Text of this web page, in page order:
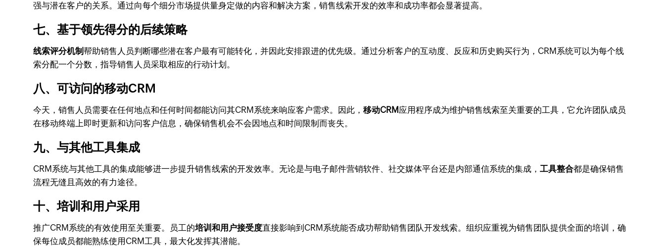
强与潜在客户的关系。通过向每个细分市场提供量身定做的内容和解决方案，销售线索开发的效率和成功率都会显著提高。
七、基于领先得分的后续策略
线索评分机制帮助销售人员判断哪些潜在客户最有可能转化，并因此安排跟进的优先级。通过分析客户的互动度、反应和历史购买行为，CRM系统可以为每个线
索分配一个分数，指导销售人员采取相应的行动计划。
八、可访问的移动CRM
今天，销售人员需要在任何地点和任何时间都能访问其CRM系统来响应客户需求。因此，移动CRM 应用程序成为维护销售线索至关重要的工具，它允许团队成员
在移动终端上即时更新和访问客户信息，确保销售机会不会因地点和时间限制而丧失。
九、与其他工具集成
CRM系统与其他工具的集成能够进一步提升销售线索的开发效率。无论是与电子邮件营销软件、社交媒体平台还是内部通信系统的集成，工具整合都是确保销售
流程无缝且高效的有力途径。
十、培训和用户采用
推广CRM系统的有效使用至关重要。员工的培训和用户接受度直接影响到CRM系统能否成功帮助销售团队开发线索。组织应重视为销售团队提供全面的培训，确
保每位成员都能熟练使用CRM工具，最大化发挥其潜能。